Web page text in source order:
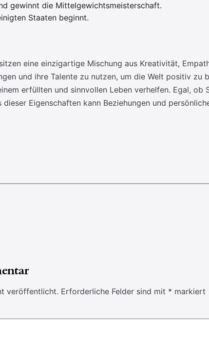
gewinnt die Mittelgewichtsmeisterschaft.
Staaten beginnt.
eine einzigartige Mischung aus Kreativität,
und ihre Talente zu nutzen, um die Welt positiv zu
erfüllten und sinnvollen Leben verhelfen. Egal, ob
Eigenschaften kann Beziehungen und
veröffentlicht. Erforderliche Felder sind mit * markiert